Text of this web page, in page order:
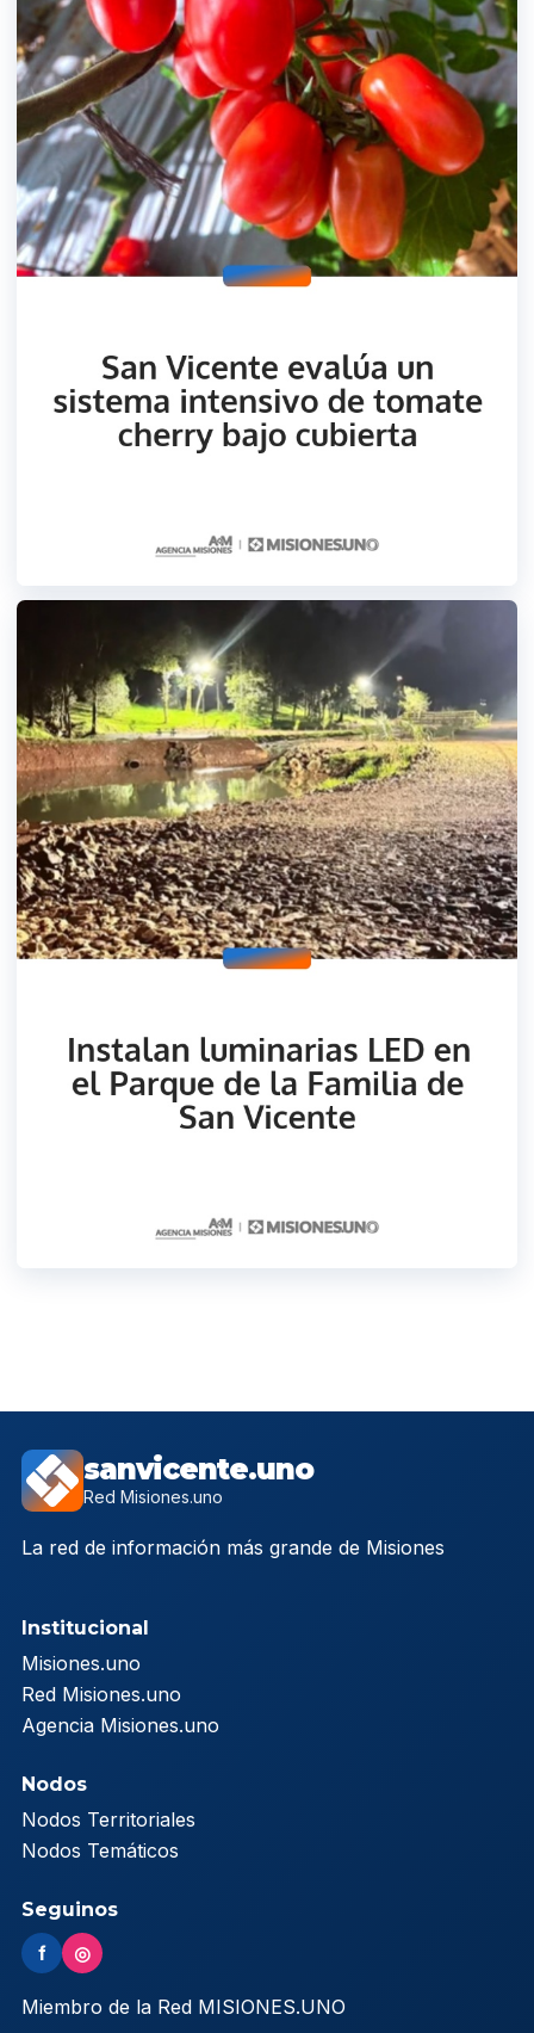
sanvicente.uno
Red Misiones.uno
La red de información más grande de Misiones
Institucional
Misiones.uno
Red Misiones.uno
Agencia Misiones.uno
Nodos
Nodos Territoriales
Nodos Temáticos
Seguinos
f ◎
Miembro de la Red MISIONES.UNO